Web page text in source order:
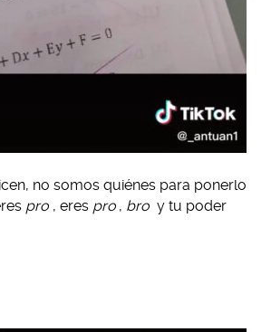
no somos quiénes para ponerlo
pro , eres pro , bro y tu poder